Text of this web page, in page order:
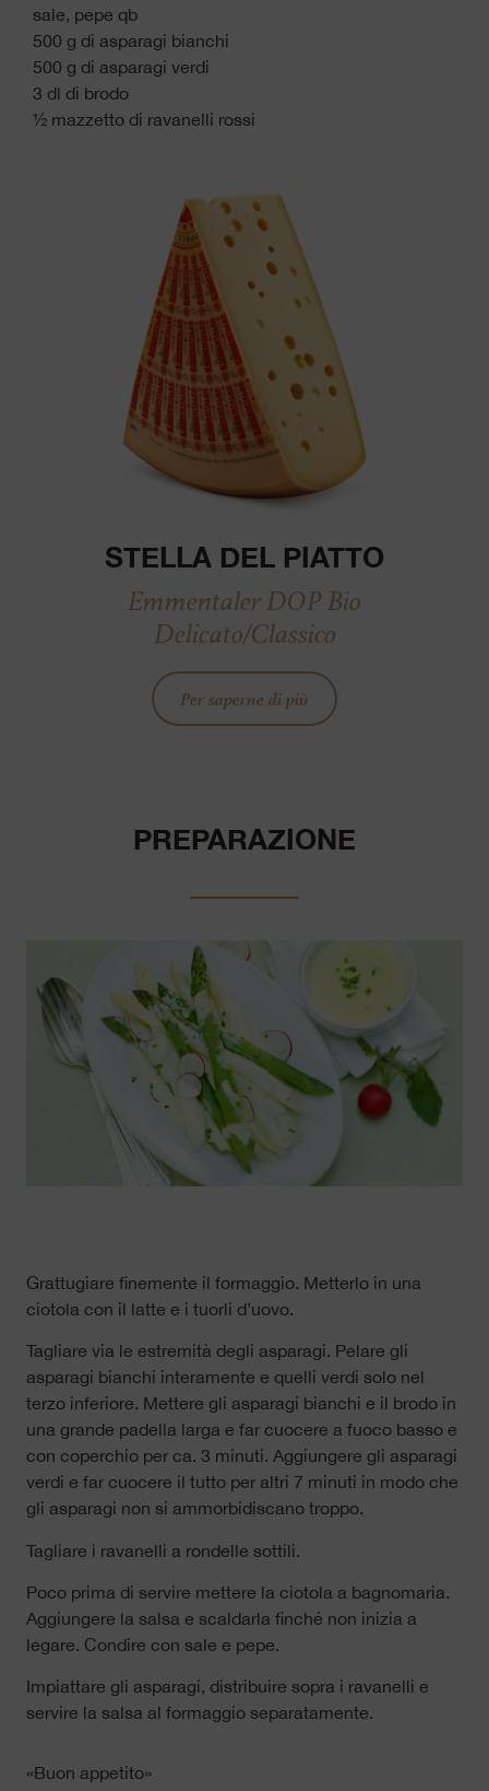
sale, pepe qb
500 g di asparagi bianchi
500 g di asparagi verdi
3 dl di brodo
½ mazzetto di ravanelli rossi
STELLA DEL PIATTO
Emmentaler DOP Bio
Delicato/Classico
Per saperne di più
PREPARAZIONE
Grattugiare finemente il formaggio. Metterlo in una
ciotola con il latte e i tuorli d’uovo.
Tagliare via le estremità degli asparagi. Pelare gli
asparagi bianchi interamente e quelli verdi solo nel
terzo inferiore. Mettere gli asparagi bianchi e il brodo in
una grande padella larga e far cuocere a fuoco basso e
con coperchio per ca. 3 minuti. Aggiungere gli asparagi
verdi e far cuocere il tutto per altri 7 minuti in modo che
gli asparagi non si ammorbidiscano troppo.
Tagliare i ravanelli a rondelle sottili.
Poco prima di servire mettere la ciotola a bagnomaria.
Aggiungere la salsa e scaldarla finché non inizia a
legare. Condire con sale e pepe.
Impiattare gli asparagi, distribuire sopra i ravanelli e
servire la salsa al formaggio separatamente.
«Buon appetito»